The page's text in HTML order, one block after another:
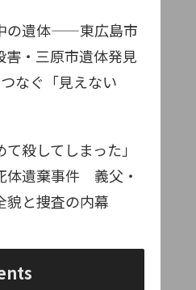
の遺体——東広島市
害・三原市遺体発見
なぐ「見えない
て殺してしまった」
遺棄事件 義父・
貌と捜査の内幕